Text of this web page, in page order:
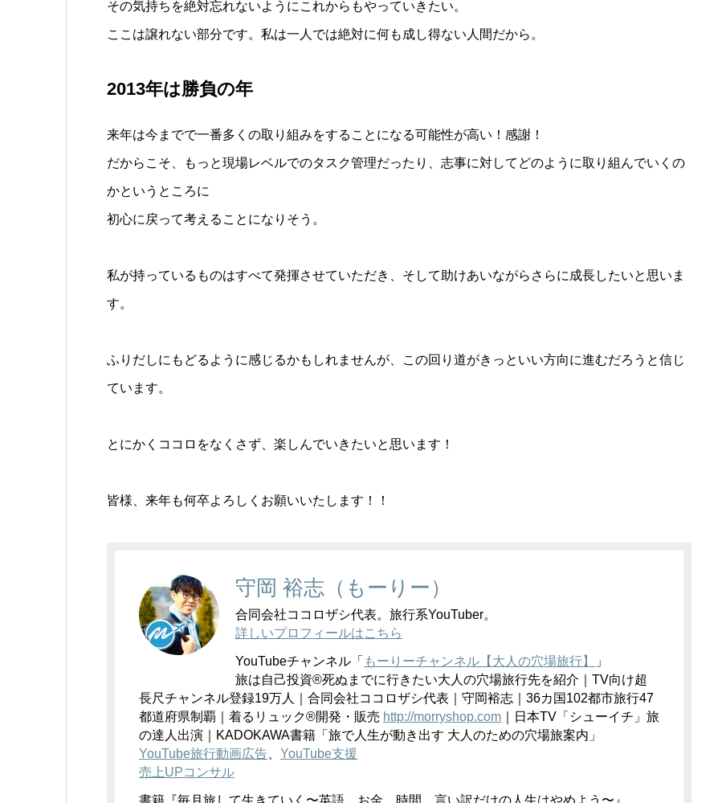
その気持ちを絶対忘れないようにこれからもやっていきたい。
ここは譲れない部分です。私は一人では絶対に何も成し得ない人間だから。
2013年は勝負の年
来年は今までで一番多くの取り組みをすることになる可能性が高い！感謝！
だからこそ、もっと現場レベルでのタスク管理だったり、志事に対してどのように取り組んでいくの
かというところに
初心に戻って考えることになりそう。
私が持っているものはすべて発揮させていただき、そして助けあいながらさらに成長したいと思いま
す。
ふりだしにもどるように感じるかもしれませんが、この回り道がきっといい方向に進むだろうと信じ
ています。
とにかくココロをなくさず、楽しんでいきたいと思います！
皆様、来年も何卒よろしくお願いいたします！！
守岡 裕志（もーりー）
合同会社ココロザシ代表。旅行系YouTuber。
詳しいプロフィールはこちら
YouTubeチャンネル「 もーりーチャンネル【大人の穴場旅行】
」
旅は自己投資®死ぬまでに行きたい大人の穴場旅行先を紹介｜TV向け超
長尺チャンネル登録19万人｜合同会社ココロザシ代表｜守岡裕志｜36カ国102都市旅行47
都道府県制覇｜着るリュック®開発・販売 http://morryshop.com ｜日本TV「シューイチ」旅
の達人出演｜KADOKAWA書籍「旅で人生が動き出す 大人のための穴場旅案内」
YouTube旅行動画広告
YouTube支援
売上UPコンサル